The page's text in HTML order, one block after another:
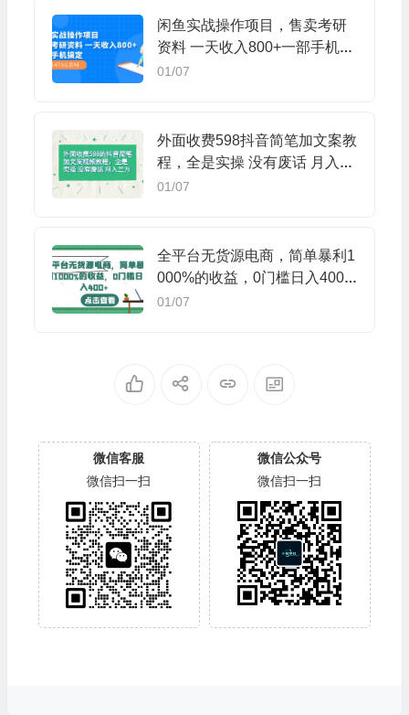
闲鱼实战操作项目，售卖考研
资料 一天收入800+一部手机搞
定（附1475G资料）
01/07
外面收费598抖音简笔加文案教
程，全是实操 没有废话 月入三
万（教程+资料）
01/07
全平台无货源电商，简单暴利1
000%的收益，0门槛日入400+
【揭秘】
01/07
微信客服
微信扫一扫
微信公众号
微信扫一扫